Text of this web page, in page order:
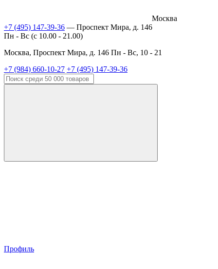
Москва
+7 (495) 147-39-36 — Проспект Мира, д. 146
Пн - Вс (c 10.00 - 21.00)
Москва, Проспект Мира, д. 146 Пн - Вс, 10 - 21
+7 (984) 660-10-27 +7 (495) 147-39-36
Профиль